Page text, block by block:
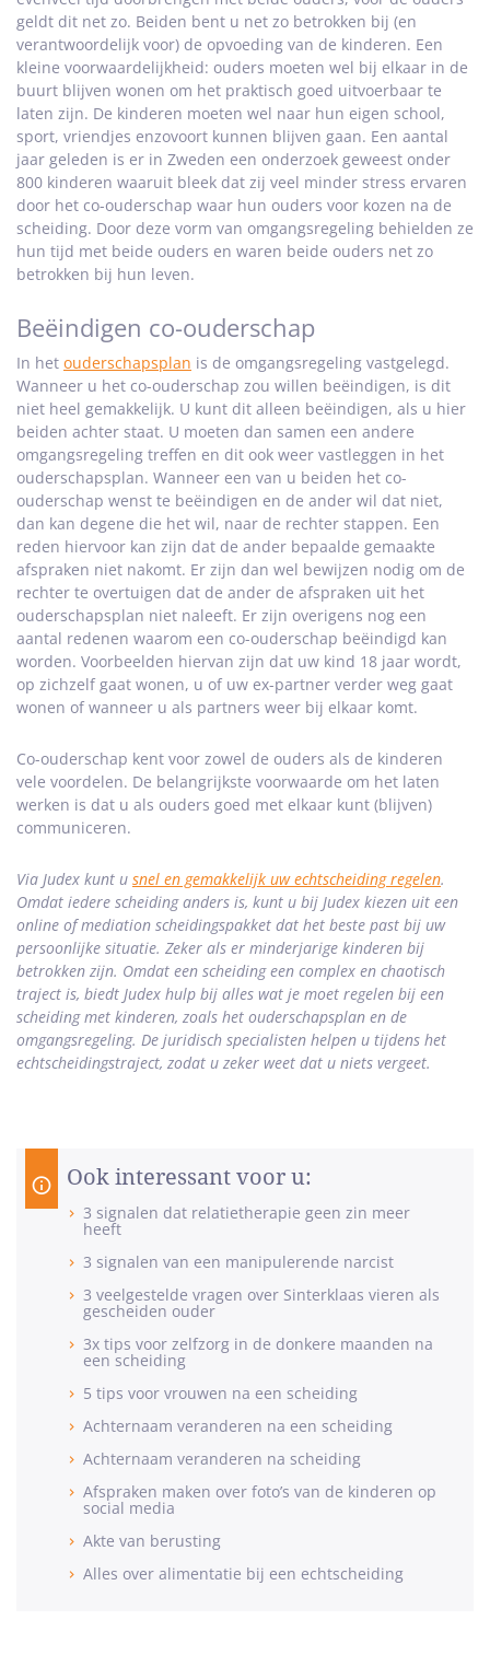
geldt dit net zo. Beiden bent u net zo betrokken bij (en
verantwoordelijk voor) de opvoeding van de kinderen. Een
kleine voorwaardelijkheid: ouders moeten wel bij elkaar in de
buurt blijven wonen om het praktisch goed uitvoerbaar te
laten zijn. De kinderen moeten wel naar hun eigen school,
sport, vriendjes enzovoort kunnen blijven gaan. Een aantal
jaar geleden is er in Zweden een onderzoek geweest onder
800 kinderen waaruit bleek dat zij veel minder stress ervaren
door het co-ouderschap waar hun ouders voor kozen na de
scheiding. Door deze vorm van omgangsregeling behielden ze
hun tijd met beide ouders en waren beide ouders net zo
betrokken bij hun leven.
Beëindigen co-ouderschap
In het ouderschapsplan is de omgangsregeling vastgelegd.
Wanneer u het co-ouderschap zou willen beëindigen, is dit
niet heel gemakkelijk. U kunt dit alleen beëindigen, als u hier
beiden achter staat. U moeten dan samen een andere
omgangsregeling treffen en dit ook weer vastleggen in het
ouderschapsplan. Wanneer een van u beiden het co-
ouderschap wenst te beëindigen en de ander wil dat niet,
dan kan degene die het wil, naar de rechter stappen. Een
reden hiervoor kan zijn dat de ander bepaalde gemaakte
afspraken niet nakomt. Er zijn dan wel bewijzen nodig om de
rechter te overtuigen dat de ander de afspraken uit het
ouderschapsplan niet naleeft. Er zijn overigens nog een
aantal redenen waarom een co-ouderschap beëindigd kan
worden. Voorbeelden hiervan zijn dat uw kind 18 jaar wordt,
op zichzelf gaat wonen, u of uw ex-partner verder weg gaat
wonen of wanneer u als partners weer bij elkaar komt.
Co-ouderschap kent voor zowel de ouders als de kinderen
vele voordelen. De belangrijkste voorwaarde om het laten
werken is dat u als ouders goed met elkaar kunt (blijven)
communiceren.
Via Judex kunt u snel en gemakkelijk uw echtscheiding regelen.
Omdat iedere scheiding anders is, kunt u bij Judex kiezen uit een
online of mediation scheidingspakket dat het beste past bij uw
persoonlijke situatie. Zeker als er minderjarige kinderen bij
betrokken zijn. Omdat een scheiding een complex en chaotisch
traject is, biedt Judex hulp bij alles wat je moet regelen bij een
scheiding met kinderen, zoals het ouderschapsplan en de
omgangsregeling. De juridisch specialisten helpen u tijdens het
echtscheidingstraject, zodat u zeker weet dat u niets vergeet.
Ook interessant voor u:
3 signalen dat relatietherapie geen zin meer
heeft
3 signalen van een manipulerende narcist
3 veelgestelde vragen over Sinterklaas vieren als
gescheiden ouder
3x tips voor zelfzorg in de donkere maanden na
een scheiding
5 tips voor vrouwen na een scheiding
Achternaam veranderen na een scheiding
Achternaam veranderen na scheiding
Afspraken maken over foto’s van de kinderen op
social media
Akte van berusting
Alles over alimentatie bij een echtscheiding